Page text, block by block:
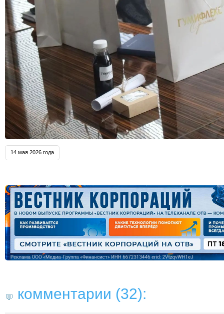
14 мая 2026 года
комментарии (32):